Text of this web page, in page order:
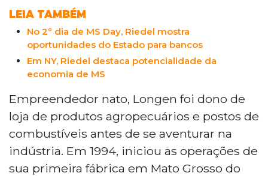
para o desenvolvimento industrial do
estado.
LEIA TAMBÉM
No 2º dia de MS Day, Riedel mostra
oportunidades do Estado para bancos
Em NY, Riedel destaca potencialidade da
economia de MS
Empreendedor nato, Longen foi dono de
loja de produtos agropecuários e postos de
combustíveis antes de se aventurar na
indústria. Em 1994, iniciou as operações de
sua primeira fábrica em Mato Grosso do